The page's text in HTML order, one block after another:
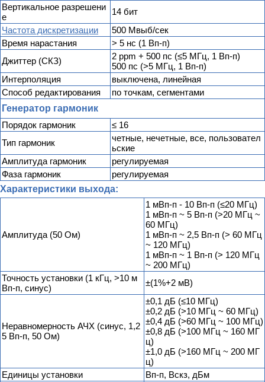
Вертикальное разрешени
е
14 бит
Частота дискретизации
500 Мвыб/сек
Время нарастания
> 5 нс (1 Вп-п)
Джиттер (СКЗ)
2 ppm + 500 пс (≤5 МГц, 1 Вп-п)
500 пс (>5 МГц, 1 Вп-п)
Интерполяция
выключена, линейная
Способ редактирования
по точкам, сегментами
Генератор гармоник
Порядок гармоник
≤ 16
Тип гармоник
четные, нечетные, все, пользовател
ьские
Амплитуда гармоник
регулируемая
Фаза гармоник
регулируемая
Характеристики выхода:
Амплитуда (50 Ом)
1 мВп-п - 10 Вп-п (≤20 МГц)
1 мВп-п ~ 5 Вп-п (>20 МГц ~
60 МГц)
1 мВп-п ~ 2,5 Вп-п (> 60 МГц
~ 120 МГц)
1 мВп-п ~ 1 Вп-п (> 120 МГц
~ 200 МГц)
Точность установки (1 кГц, >10 м
Вп-п, синус)
±(1%+2 мВ)
Неравномерность АЧХ (синус, 1,2
5 Вп-п, 50 Ом)
±0,1 дБ (≤10 МГц)
±0,2 дБ (>10 МГц ~ 60 МГц)
±0,4 дБ (>60 МГц ~ 100 МГц)
±0,8 дБ (>100 МГц ~ 160 МГ
ц)
±1,0 дБ (>160 МГц ~ 200 МГ
ц)
Единицы установки
Вп-п, Вскз, дБм